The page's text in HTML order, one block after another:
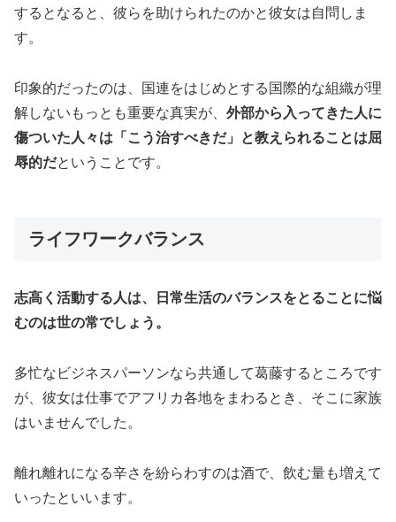
するとなると、彼らを助けられたのかと彼女は自問しま
す。
印象的だったのは、国連をはじめとする国際的な組織が理
解しないもっとも重要な真実が、 外部から入ってきた人に
傷ついた人々は「こう治すべきだ」と教えられることは屈
辱的だということです。
ライフワークバランス
志高く活動する人は、日常生活のバランスをとることに悩
むのは世の常でしょう。
多忙なビジネスパーソンなら共通して葛藤するところです
が、彼女は仕事でアフリカ各地をまわるとき、そこに家族
はいませんでした。
離れ離れになる辛さを紛らわすのは酒で、飲む量も増えて
いったといいます。